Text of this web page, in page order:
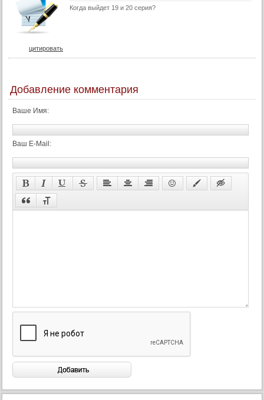
Когда выйдет 19 и 20 серия?
цитировать
Добавление комментария
Ваше Имя:
Ваш E-Mail: